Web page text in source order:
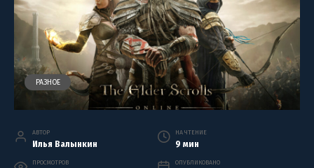
РАЗНОЕ
АВТОР
Илья Валынкин
НА ЧТЕНИЕ
9 мин
ПРОСМОТРОВ ОПУБЛИКОВАНО